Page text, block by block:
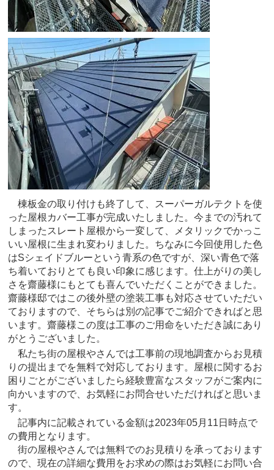
棟板金の取り付けも終了して、スーパーガルテクトを使
った屋根カバー工事が完成いたしました。今までの汚れて
しまったスレート屋根から一変して、メタリックでかっこ
いい屋根に生まれ変わりました。ちなみに今回使用した色
はSシェイドブルーという青系の色ですが、深い青色で落
ち着いておりとても良い印象に感じます。仕上がりの美し
さを齋藤様にもとても喜んでいただくことができました。
齋藤様邸ではこの後外壁の塗装工事も対応させていただい
ておりますので、そちらは別の記事でご紹介できればと思
います。齋藤様この度は工事のご用命をいただき誠にあり
がとうございました。
私たち街の屋根やさんでは工事前の現地調査からお見積
りの提出までを無料で対応しております。屋根に関するお
困りごとがございましたら経験豊富なスタッフがご案内に
向かいますので、お気軽にお問合せいただければと思いま
す。
記事内に記載されている金額は2023年05月11日時点で
の費用となります。
街の屋根やさんでは無料でのお見積りを承っております
ので、現在の詳細な費用をお求めの際はお気軽にお問い合